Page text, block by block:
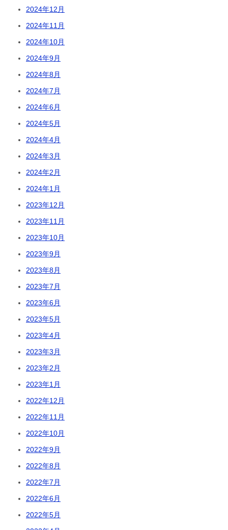
2024年12月
2024年11月
2024年10月
2024年9月
2024年8月
2024年7月
2024年6月
2024年5月
2024年4月
2024年3月
2024年2月
2024年1月
2023年12月
2023年11月
2023年10月
2023年9月
2023年8月
2023年7月
2023年6月
2023年5月
2023年4月
2023年3月
2023年2月
2023年1月
2022年12月
2022年11月
2022年10月
2022年9月
2022年8月
2022年7月
2022年6月
2022年5月